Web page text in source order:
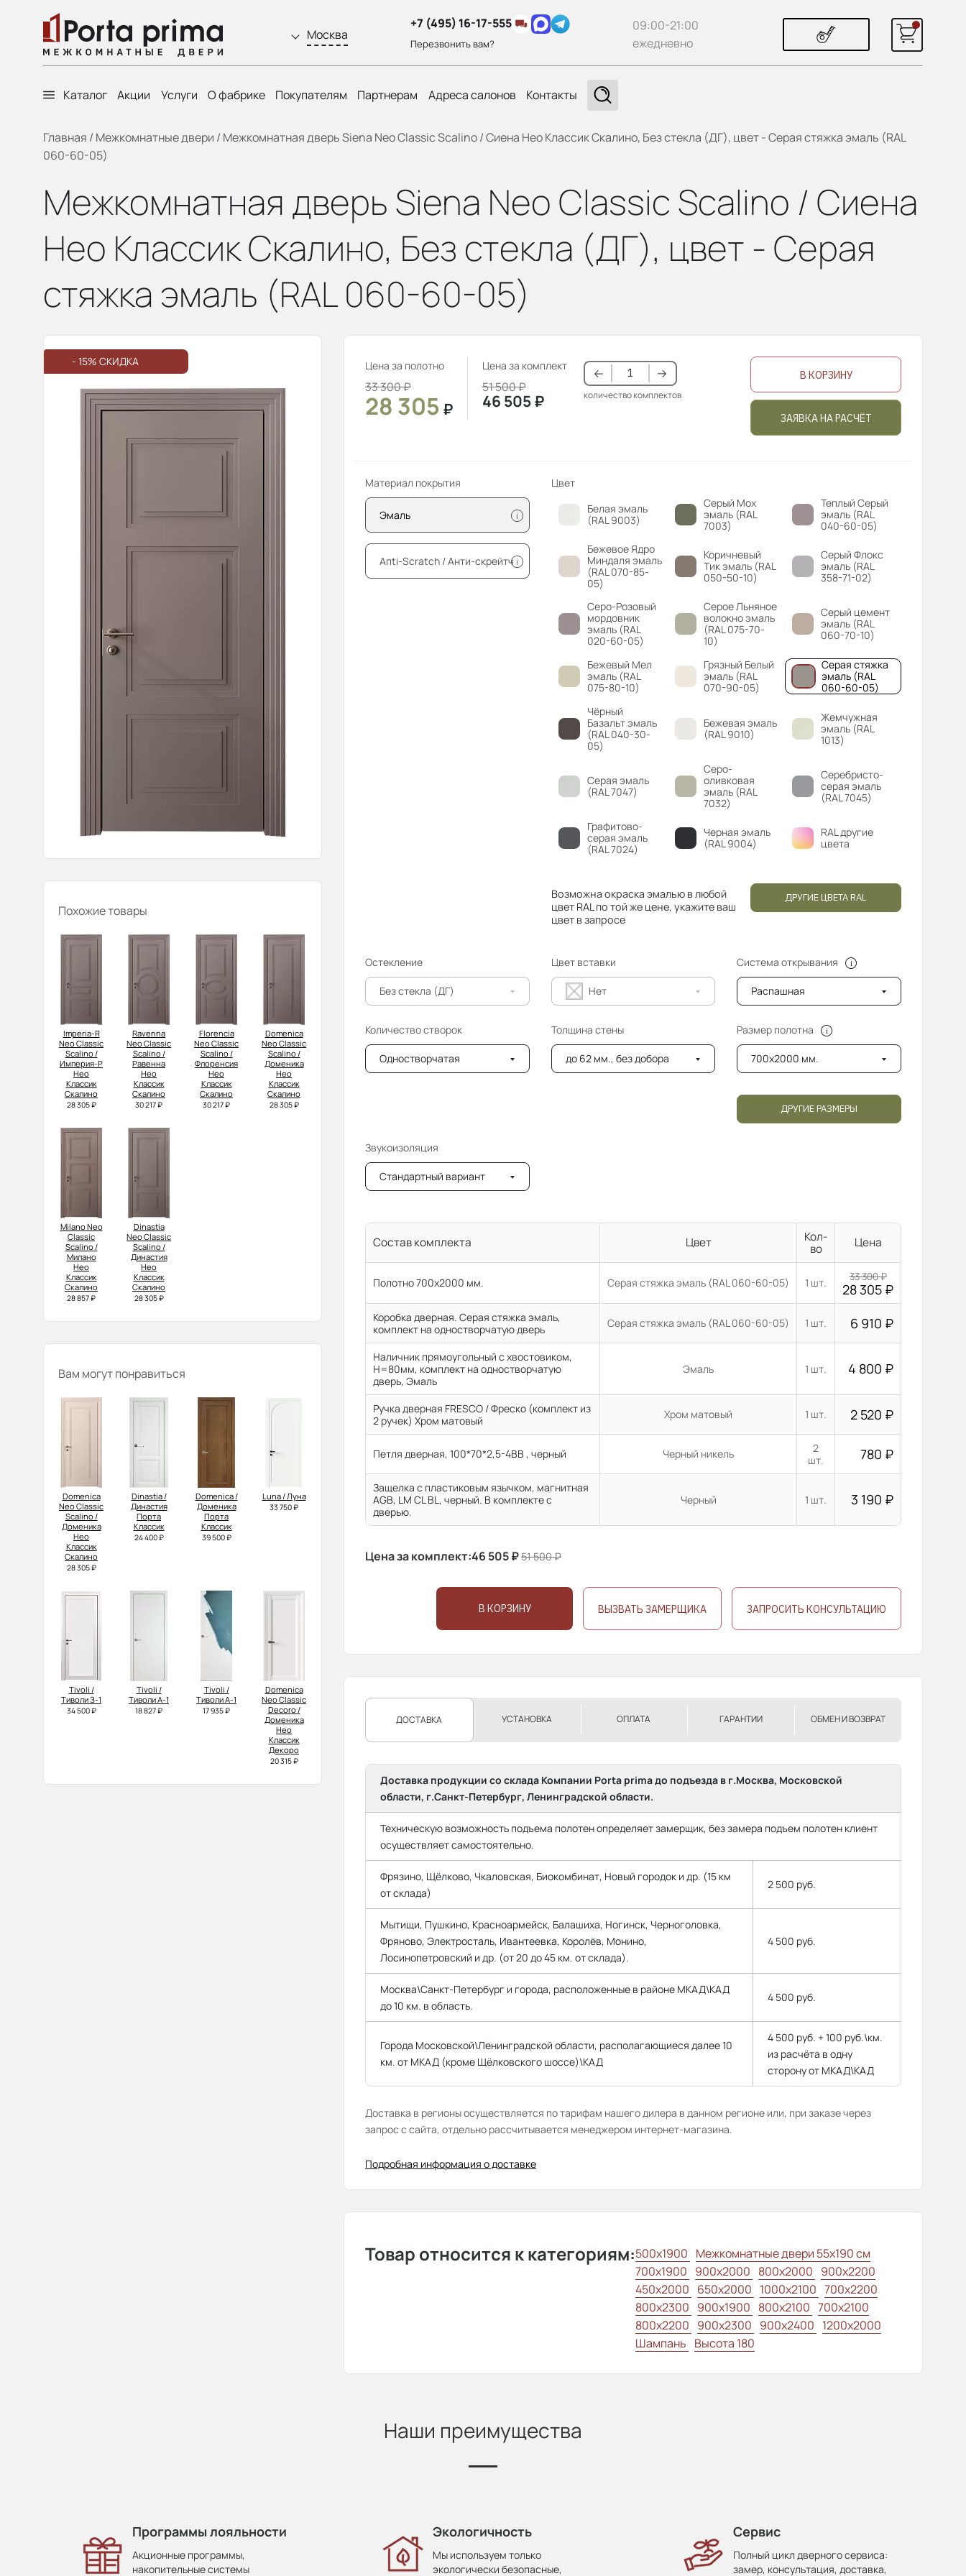
Москва
+7 (495) 16-17-555
Перезвонить вам?
09:00-21:00
ежедневно
Каталог Акции Услуги О фабрике Покупателям Партнерам Адреса салонов Контакты
Главная / Межкомнатные двери / Межкомнатная дверь Siena Neo Classic Scalino / Сиена Нео Классик Скалино, Без стекла (ДГ), цвет - Серая стяжка эмаль (RAL
060-60-05)
Межкомнатная дверь Siena Neo Classic Scalino / Сиена
Нео Классик Скалино, Без стекла (ДГ), цвет - Серая
стяжка эмаль (RAL 060-60-05)
- 15% СКИДКА
Похожие товары
Imperia-R
Neo Classic
Scalino /
Империя-Р
Нео
Классик
Скалино
28 305 ₽
Ravenna
Neo Classic
Scalino /
Равенна
Нео
Классик
Скалино
30 217 ₽
Florencia
Neo Classic
Scalino /
Флоренсия
Нео
Классик
Скалино
30 217 ₽
Domenica
Neo Classic
Scalino /
Доменика
Нео
Классик
Скалино
28 305 ₽
Milano Neo
Classic
Scalino /
Милано
Нео
Классик
Скалино
28 857 ₽
Dinastia
Neo Classic
Scalino /
Династия
Нео
Классик
Скалино
28 305 ₽
Вам могут понравиться
Domenica
Neo Classic
Scalino /
Доменика
Нео
Классик
Скалино
28 305 ₽
Dinastia /
Династия
Порта
Классик
24 400 ₽
Domenica /
Доменика
Порта
Классик
39 500 ₽
Luna / Луна
33 750 ₽
Tivoli /
Тиволи З-1
34 500 ₽
Tivoli /
Тиволи А-1
18 827 ₽
Tivoli /
Тиволи А-1
17 935 ₽
Domenica
Neo Classic
Decoro /
Доменика
Нео
Классик
Декоро
20 315 ₽
Цена за полотно
33 300₽
28 305 ₽
Цена за комплект
51 500₽
46 505₽ количество комплектов
В КОРЗИНУ
ЗАЯВКА НА РАСЧЁТ
Материал покрытия
Эмаль i
Апti-Sсrаtсh / Анти-скрейтч i
Цвет
Белая эмаль
(RAL 9003)
Серый Мох
эмаль (RAL
7003)
Теплый Серый
эмаль (RAL
040-60-05)
Бежевое Ядро
Миндаля эмаль
(RAL 070-85-
05)
Коричневый
Тик эмаль (RAL
050-50-10)
Серый Флокс
эмаль (RAL
358-71-02)
Серо-Розовый
мордовник
эмаль (RAL
020-60-05)
Серое Льняное
волокно эмаль
(RAL 075-70-
10)
Серый цемент
эмаль (RAL
060-70-10)
Бежевый Мел
эмаль (RAL
075-80-10)
Грязный Белый
эмаль (RAL
070-90-05)
Серая стяжка
эмаль (RAL
060-60-05)
Чёрный
Базальт эмаль
(RAL 040-30-
05)
Бежевая эмаль
(RAL 9010)
Жемчужная
эмаль (RAL
1013)
Серая эмаль
(RAL 7047)
Серо-
оливковая
эмаль (RAL
7032)
Серебристо-
серая эмаль
(RAL 7045)
Графитово-
серая эмаль
(RAL 7024)
Черная эмаль
(RAL 9004)
RAL другие
цвета
Возможна окраска эмалью в любой
цвет RAL по той же цене, укажите ваш
цвет в запросе
ДРУГИЕ ЦВЕТА RAL
Остекление
Без стекла (ДГ)
Цвет вставки
Нет
Система открывания
Распашная
Количество створок
Одностворчатая
Толщина стены
до 62 мм., без добора
Размер полотна
700x2000 мм.
ДРУГИЕ РАЗМЕРЫ
Звукоизоляция
Стандартный вариант
Состав комплекта Цвет
Кол-
во
Цена
Полотно 700x2000 мм. Серая стяжка эмаль (RAL 060-60-05) 1 шт. 33 300₽
28 305 ₽
Коробка дверная. Серая стяжка эмаль,
комплект на одностворчатую дверь
Серая стяжка эмаль (RAL 060-60-05) 1 шт. 6 910 ₽
Наличник прямоугольный с хвостовиком,
H=80мм, комплект на одностворчатую
дверь, Эмаль
Эмаль 1 шт. 4 800 ₽
Ручка дверная FRESCO / Фреско (комплект из
2 ручек) Хром матовый
Хром матовый 1 шт. 2 520 ₽
Петля дверная, 100*70*2,5-4ВВ , черный Черный никель
2
шт.
780 ₽
Защелка с пластиковым язычком, магнитная
AGB, LM CL BL, черный. В комплекте с
дверью.
Черный 1 шт. 3 190 ₽
Цена за комплект:46 505₽51 500₽
В КОРЗИНУ ВЫЗВАТЬ ЗАМЕРЩИКА ЗАПРОСИТЬ КОНСУЛЬТАЦИЮ
ДОСТАВКА УСТАНОВКА ОПЛАТА ГАРАНТИИ ОБМЕН И ВОЗВРАТ
Доставка продукции со склада Компании Porta prima до подъезда в г.Москва, Московской
области, г.Санкт-Петербург, Ленинградской области.
Техническую возможность подъема полотен определяет замерщик, без замера подъем полотен клиент
осуществляет самостоятельно.
Фрязино, Щёлково, Чкаловская, Биокомбинат, Новый городок и др. (15 км
от склада)
2 500 руб.
Мытищи, Пушкино, Красноармейск, Балашиха, Ногинск, Черноголовка,
Фряново, Электросталь, Ивантеевка, Королёв, Монино,
Лосинопетровский и др. (от 20 до 45 км. от склада).
4 500 руб.
Москва\Санкт-Петербург и города, расположенные в районе МКАД\КАД
до 10 км. в область.
4 500 руб.
Города Московской\Ленинградской области, располагающиеся далее 10
км. от МКАД (кроме Щёлковского шоссе)\КАД
4 500 руб. + 100 руб.\км.
из расчёта в одну
сторону от МКАД\КАД
Доставка в регионы осуществляется по тарифам нашего дилера в данном регионе или, при заказе через
запрос с сайта, отдельно рассчитывается менеджером интернет-магазина.
Подробная информация о доставке
Товар относится к категориям:500x1900 Межкомнатные двери 55х190 см
700x1900 900x2000 800x2000 900x2200
450x2000 650x2000 1000x2100 700x2200
800x2300 900x1900 800x2100 700x2100
800x2200 900x2300 900x2400 1200x2000
Шампань Высота 180
Наши преимущества
Программы лояльности
Акционные программы,
накопительные системы
Экологичность
Мы используем только
экологически безопасные,
Сервис
Полный цикл дверного сервиса:
замер, консультация, доставка,